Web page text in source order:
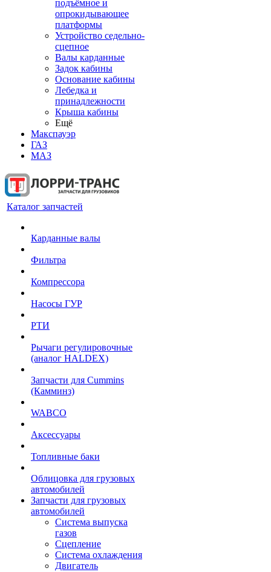
подъёмное и
опрокидывающее
платформы
Устройство седельно-
сцепное
Валы карданные
Задок кабины
Основание кабины
Лебедка и
принадлежности
Крыша кабины
Ещё
Макспауэр
ГАЗ
МАЗ
Каталог запчастей
Карданные валы
Фильтра
Компрессора
Насосы ГУР
РТИ
Рычаги регулировочные
(аналог HALDEX)
Запчасти для Cummins
(Камминз)
WABCO
Аксессуары
Топливные баки
Облицовка для грузовых
автомобилей
Запчасти для грузовых
автомобилей
Система выпуска
газов
Сцепление
Система охлаждения
Двигатель